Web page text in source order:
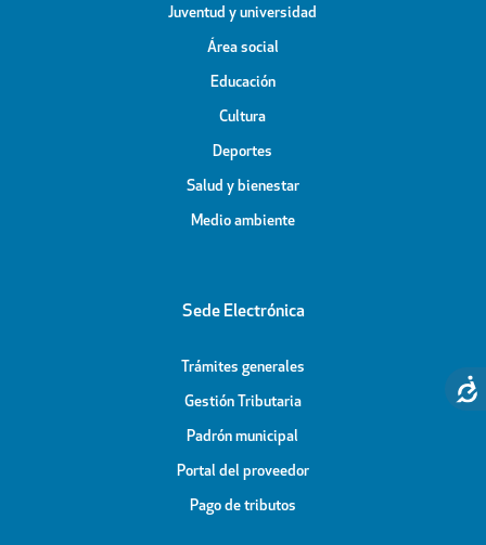
Juventud y universidad
Área social
Educación
Cultura
Deportes
Salud y bienestar
Medio ambiente
Sede Electrónica
Trámites generales
Gestión Tributaria
Padrón municipal
Portal del proveedor
Pago de tributos